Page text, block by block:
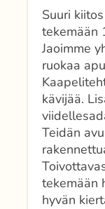
Suuri
tekemään
Jaoimme
ruokaa
kävijää.
Teidän
tekemään
hyvän